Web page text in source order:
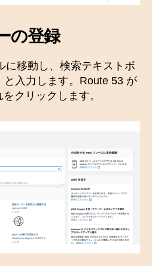
の登録
に移動し、検索テキストボ
と入力します。Route 53 が
クリックします。